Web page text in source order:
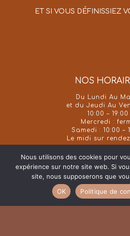
ET SI VOUS DÉFINISSIEZ
NOS
Du Lundi Au
et du Jeudi Au
10:00 – 19:00
Mercredi :
Samedi : 10:00 –
Le midi sur
facebookgoogle-
Nous utilisons des cookies pour
expérience sur notre site web. Si
site, nous supposerons que
OK
Politique de